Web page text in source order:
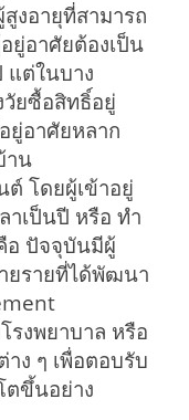
งอายุที่สามารถ
ยู่อาศัยต้องเป็น
แต่ในบาง
ยซื้อสิทธิ์อยู่
ยู่อาศัยหลาก
าน
ต์ โดยผู้เข้าอยู่
าเป็นปี หรือ ทำ
ปัจจุบันมีผู้
ยรายที่ได้พัฒนา
งพยาบาล หรือ
ง ๆ เพื่อตอบรับ
ตขึ้นอย่าง